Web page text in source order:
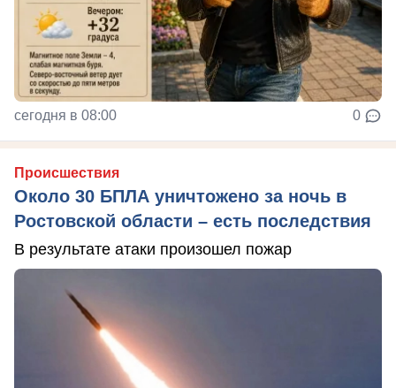
сегодня в 08:00 0
Происшествия
Около 30 БПЛА уничтожено за ночь в
Ростовской области – есть последствия
В результате атаки произошел пожар